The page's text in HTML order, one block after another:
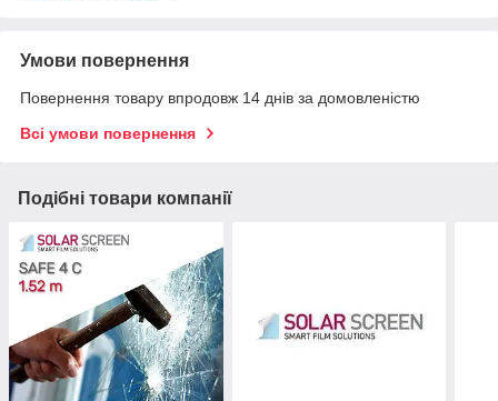
Умови повернення
Повернення товару впродовж 14 днів за домовленістю
Всі умови повернення
Подібні товари компанії